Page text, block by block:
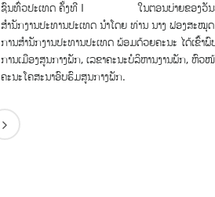
ຊົນທົ່ວປະເທດ ຄັ້ງທີ I ໃນຕອນບ່າຍຂອງວັນທີ
ສຳນັກງານປະທານປະເທດ ນໍາໂດຍ ທ່ານ ນາງ ຟອງສະ
ການສຳນັກງານປະທານປະເທດ ພ້ອມດ້ວຍຄະນະ ໄດ້ເຂົ້
ການເມືອງສູນກາງພັກ, ເລຂາຄະນະບໍລິຫານງານພັກ, ຫົ
ຄະນະໂຄສະນາອົບຮົມສູນກາງພັກ.